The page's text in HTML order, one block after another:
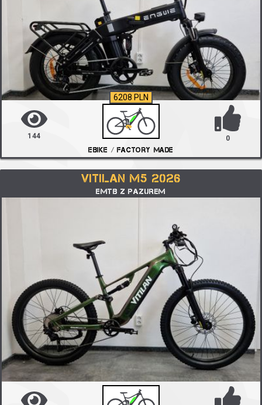
144
EBIKE / FACTORY MADE
0
6208 PLN
VITILAN M5 2026
EMTB Z PAZUREM